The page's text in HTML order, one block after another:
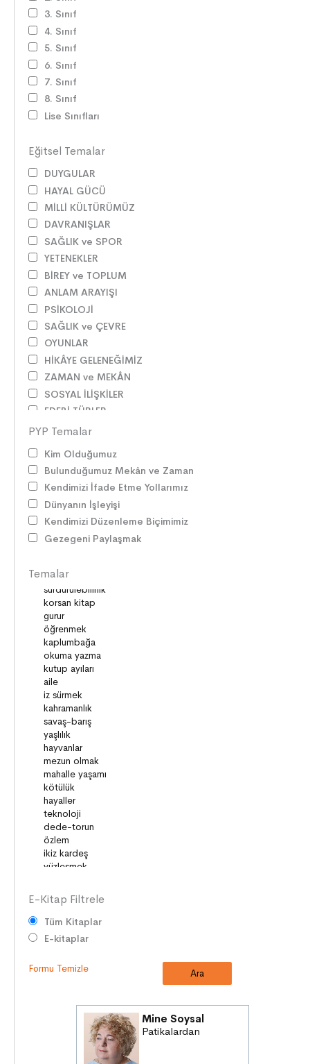
3. Sınıf
4. Sınıf
5. Sınıf
6. Sınıf
7. Sınıf
8. Sınıf
Lise Sınıfları
Eğitsel Temalar
DUYGULAR
HAYAL GÜCÜ
MİLLİ KÜLTÜRÜMÜZ
DAVRANIŞLAR
SAĞLIK ve SPOR
YETENEKLER
BİREY ve TOPLUM
ANLAM ARAYIŞI
PSİKOLOJİ
SAĞLIK ve ÇEVRE
OYUNLAR
HİKÂYE GELENEĞİMİZ
ZAMAN ve MEKÂN
SOSYAL İLİŞKİLER
EDEBİ TÜRLER
İLETİŞİM
SÖZ VARLIĞI
HAK ve ÖZGÜRLÜKLER
LİDERLER
HAKLAR
BİLİM ve TEKNOLOJİ
KÜLTÜRLER
DİLİMİZİN ZENGİNLİĞİ
KİŞİSEL GELİŞİM
SAĞLIK
MİLLİ MÜCADELE
OKUMA KÜLTÜRÜ
GELENEKLER
ERDEMLER
DESTANLAR
SANAT
DEĞERLERİMİZ
ÇOCUK DÜNYASI
TARİH
VATANDAŞLIK
MİLLİ KÜLTÜR
PYP Temalar
Kim Olduğumuz
Bulunduğumuz Mekân ve Zaman
Kendimizi İfade Etme Yollarımız
Dünyanın İşleyişi
Kendimizi Düzenleme Biçimimiz
Gezegeni Paylaşmak
Temalar
E-Kitap Filtrele
Tüm Kitaplar
E-kitaplar
Formu Temizle
Mine Soysal
Patikalardan